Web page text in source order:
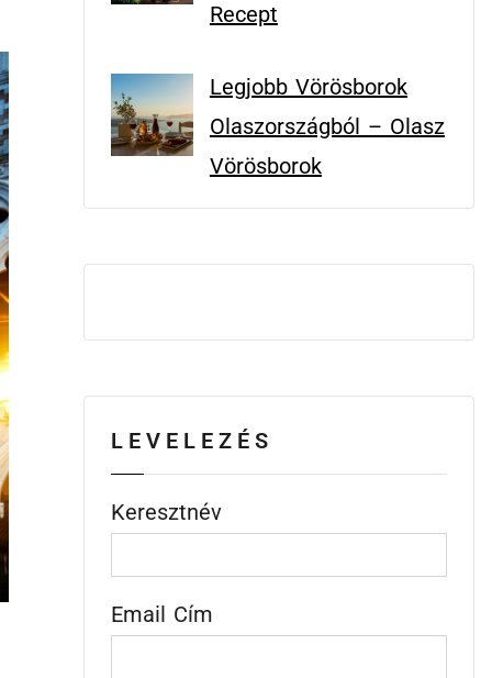
Recept
Legjobb Vörösborok
Olaszországból – Olasz
Vörösborok
LEVELEZÉS
Keresztnév
Email Cím